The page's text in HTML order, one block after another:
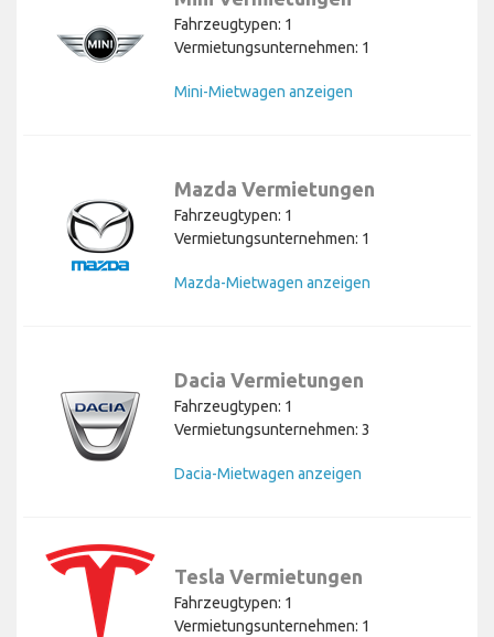
Fahrzeugtypen: 1
Vermietungsunternehmen: 1
Mini-Mietwagen anzeigen
Mazda Vermietungen
Fahrzeugtypen: 1
Vermietungsunternehmen: 1
Mazda-Mietwagen anzeigen
Dacia Vermietungen
Fahrzeugtypen: 1
Vermietungsunternehmen: 3
Dacia-Mietwagen anzeigen
Tesla Vermietungen
Fahrzeugtypen: 1
Vermietungsunternehmen: 1